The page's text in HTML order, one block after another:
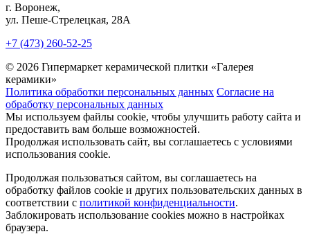
г. Воронеж,
ул. Пеше-Cтрелецкая, 28А
+7 (473) 260-52-25
© 2026 Гипермаркет керамической плитки «Галерея
керамики»
Политика обработки персональных данных Согласие на
обработку персональных данных
Мы используем файлы cookie, чтобы улучшить работу сайта и
предоставить вам больше возможностей.
Продолжая использовать сайт, вы соглашаетесь с условиями
использования cookie.
Продолжая пользоваться сайтом, вы соглашаетесь на
обработку файлов cookie и других пользовательских данных в
соответствии с политикой конфиденциальности.
Заблокировать использование cookies можно в настройках
браузера.